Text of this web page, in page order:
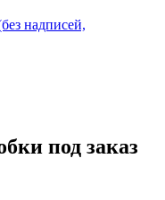
надписей,
под заказ